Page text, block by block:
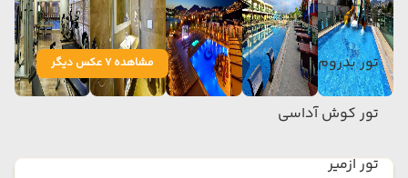
تور آنکارا
تور بدروم
تور کوش آداسی
تور ازمیر
مشاهده 7 عکس دیگر